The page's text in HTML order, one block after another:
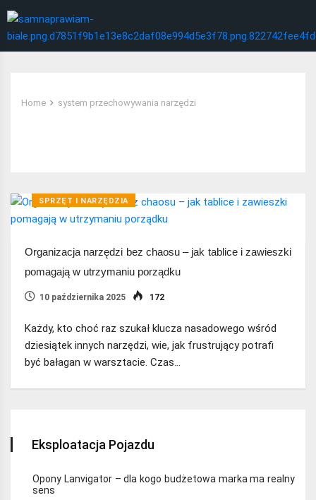
Home system przechowywania narzędzi
SPRZĘT I NARZĘDZIA
Organizacja narzędzi bez chaosu – jak tablice i zawieszki
pomagają w utrzymaniu porządku
10 października 2025 172
Każdy, kto choć raz szukał klucza nasadowego wśród
dziesiątek innych narzędzi, wie, jak frustrujący potrafi
być bałagan w warsztacie. Czas…
Eksploatacja Pojazdu
Opony Lanvigator – dla kogo budżetowa marka ma realny
sens